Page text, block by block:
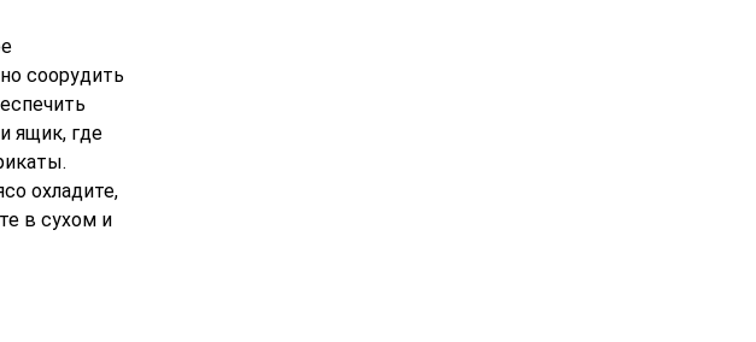
соорудить
ящик, где
охладите,
в сухом и